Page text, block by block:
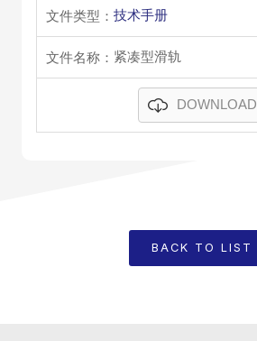
技术手册
紧凑型滑轨
DOWNLOAD
BACK TO LIST